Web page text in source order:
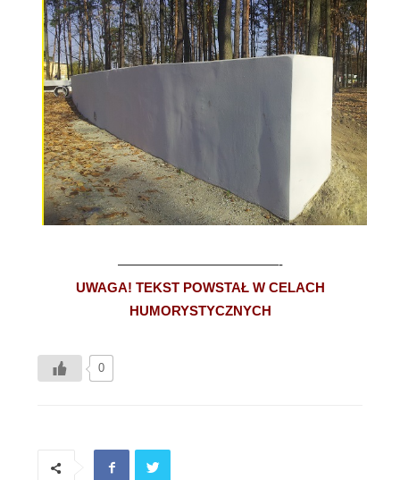
————————————-
UWAGA! TEKST POWSTAŁ W CELACH
HUMORYSTYCZNYCH
0